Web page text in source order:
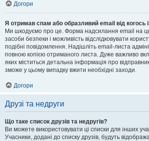
Догори
Я отримав спам або образливий email від когось
Ми шкодуємо про це. Форма надсилання email на
засоби безпеки і можливість відслідковувати
подібні повідомлення. Надішліть email-листа
повною копією отриманого листа. Дуже важливо
яких міститься детальна інформація про
зможе у цьому випадку вжити необхідні заходи.
Догори
Друзі та недруги
Що таке список друзів та недругів?
Ви можете використовувати ці списки для інших
Учасники, додані до списку друзів, будуть